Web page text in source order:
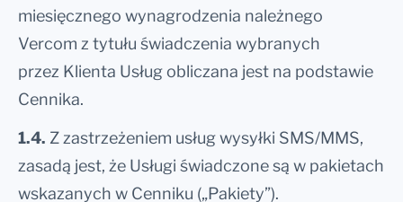
miesięcznego wynagrodzenia należnego
Vercom z tytułu świadczenia wybranych
przez Klienta Usług obliczana jest na podstawie
Cennika.
1.4. Z zastrzeżeniem usług wysyłki SMS/MMS,
zasadą jest, że Usługi świadczone są w pakietach
wskazanych w Cenniku („Pakiety”).